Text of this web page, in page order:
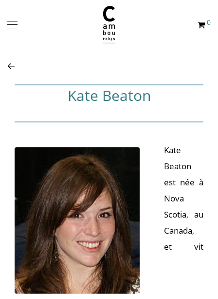
0
Kate Beaton
Kate
Beaton
est née à
Nova
Scotia, au
Canada,
et vit